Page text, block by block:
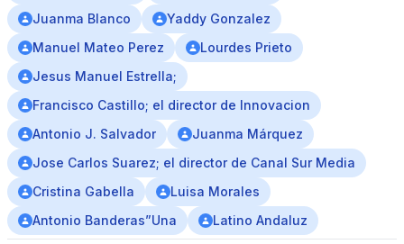
Juanma Blanco
Yaddy Gonzalez
Manuel Mateo Perez
Lourdes Prieto
Jesus Manuel Estrella;
Francisco Castillo; el director de Innovacion
Antonio J. Salvador
Juanma Márquez
Jose Carlos Suarez; el director de Canal Sur Media
Cristina Gabella
Luisa Morales
Antonio Banderas”Una
Latino Andaluz